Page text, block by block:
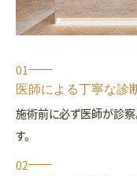
01
医師による丁寧な診
施術前に必ず医師が診察
す。
02